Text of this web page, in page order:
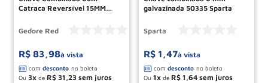
Catraca Reversível 15MM
Gedore Red
R$ 83,98à vista
Ou 3 de R$ 31,23
galvazinada 50335 Sparta
Sparta
R$ 1 ,47à vista
Ou 1 de R$ 1,64